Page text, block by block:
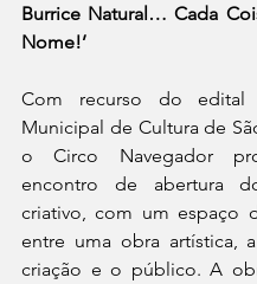
Burrice Natural… Cada
Nome!’
Com recurso do edital
Municipal de Cultura de
o Circo Navegador
encontro de abertura
criativo, com um espaço
entre uma obra artística,
criação e o público. A